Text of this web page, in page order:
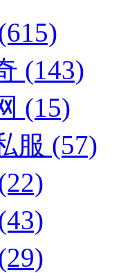
(143)
(15)
服 (57)